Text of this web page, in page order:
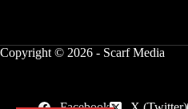
Copyright © 2026 - Scarf Media